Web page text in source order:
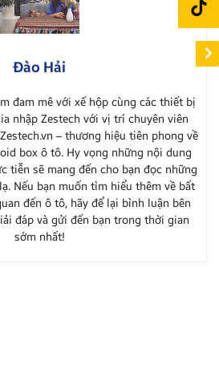
Đào Hải
đam mê với xế hộp cùng các thiết bị
nhập Zestech với vị trí chuyên viên
– thương hiệu tiên phong về
box ô tô. Hy vọng những nội dung
tiễn sẽ mang đến cho bạn đọc những
Nếu bạn muốn tìm hiểu thêm về bất
đến ô tô, hãy để lại bình luận bên
đáp và gửi đến bạn trong thời gian
sớm nhất!